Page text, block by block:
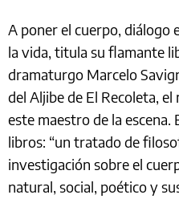
A poner el cuerpo,
la vida, titula su flamante
dramaturgo Marcelo
del Aljibe de El Recoleta,
este maestro de la escena.
libros: “un tratado de
investigación sobre el
natural, social, poético y